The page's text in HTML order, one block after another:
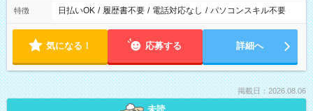
特徴 日払いOK / 履歴書不要 / 電話対応なし / パソコンスキル不要
気になる！ 応募する 詳細へ
掲載日：2026.08.06